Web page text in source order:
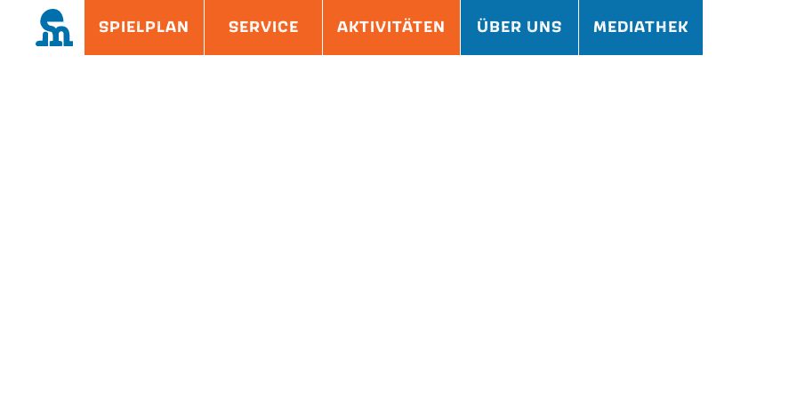
SPIELPLAN SERVICE AKTIVITÄTEN ÜBER UNS MEDIATHEK
Overlay